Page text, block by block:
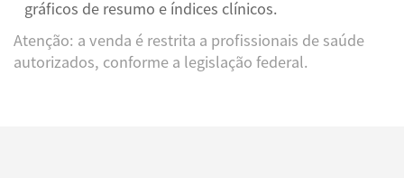
gráficos de resumo e índices clínicos.
Atenção: a venda é restrita a profissionais de saúde
autorizados, conforme a legislação federal.